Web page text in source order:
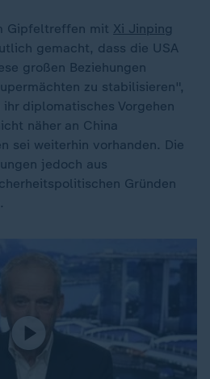
Gipfeltreffen mit Xi Jinping
gemacht, dass die USA
großen Beziehungen
zu stabilisieren",
diplomatisches Vorgehen
näher an China
sei weiterhin vorhanden. Die
jedoch aus
Gründen